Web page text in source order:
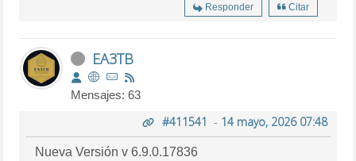
Responder Citar
EA3TB
Mensajes: 63
#411541 - 14 mayo, 2026 07:48
Nueva Versión v 6.9.0.17836